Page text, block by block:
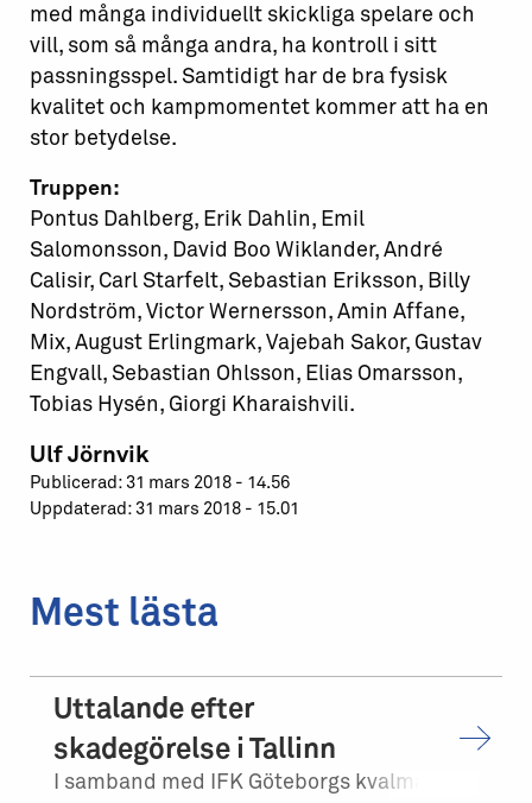
med många individuellt skickliga spelare och
vill, som så många andra, ha kontroll i sitt
passningsspel. Samtidigt har de bra fysisk
kvalitet och kampmomentet kommer att ha en
stor betydelse.
Truppen:
Pontus Dahlberg, Erik Dahlin, Emil
Salomonsson, David Boo Wiklander, André
Calisir, Carl Starfelt, Sebastian Eriksson, Billy
Nordström, Victor Wernersson, Amin Affane,
Mix, August Erlingmark, Vajebah Sakor, Gustav
Engvall, Sebastian Ohlsson, Elias Omarsson,
Tobias Hysén, Giorgi Kharaishvili.
Ulf Jörnvik
Publicerad: 31 mars 2018 - 14.56
Uppdaterad: 31 mars 2018 - 15.01
Mest lästa
Uttalande efter
skadegörelse i Tallinn